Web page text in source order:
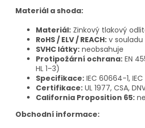
Materiál a shoda:
Materiál: Zinkový tlakový
RoHS / ELV / REACH: v souladu
SVHC látky: neobsahuje
Protipožární ochrana: EN
HL 1–3)
Specifikace: IEC 60664-1,
Certifikace: UL 1977, CSA,
California Proposition 65:
Obchodní informace: